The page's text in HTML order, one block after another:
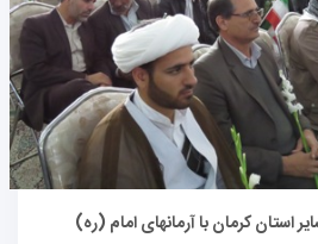
استان کرمان با آرمانهای امام (ره)